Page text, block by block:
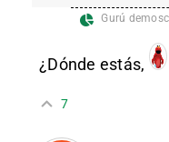
Gurú
¿Dónde estás,
7